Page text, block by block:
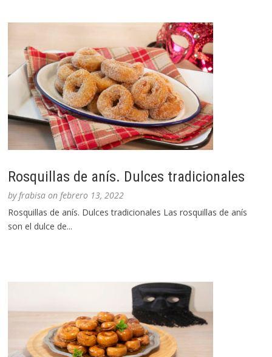
Rosquillas de anís. Dulces tradicionales
byfrabisa onfebrero 13, 2022
Rosquillas de anís. Dulces tradicionales Las rosquillas de anís
son el dulce de...